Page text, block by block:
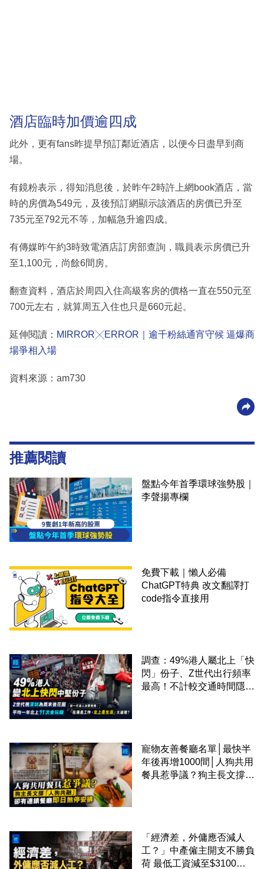
酒店臨時加價逾四成
此外，更有fans昨提早預訂鄰近酒店，以便今日盡早到商
場。
有鏡粉表示，得知消息後，於昨午2時許上網book酒店，當
時的房價為549元，及後預訂網顯示該酒店的房價已升至
735元至792元不等，加幅急升逾四成。
有傳媒昨午約3時致電酒店訂房部查詢，職員表示房價已升
至1,100元，尚餘6間房。
翻查資料，酒店於周四入住高級客房的價格一直在550元至
700元左右，就算周五入住也只是660元起。
延伸閱讀： MIRROR╳ERROR｜逾千粉絲通宵守候 逼爆商
場爭相入場
資料來源：am730
推薦閱讀
盤點今年首季環球強勢股｜
李聲揚專欄
免費下載｜懶人必備
ChatGPT特典 改文翻譯打
code指令直接用
調查：49%港人屬北上「快
閃」份子、Z世代出行頻率
最高！不計較交通時間隱形
寵物友善餐廳名單│最快半
年後再增1000間│人狗共用
餐具惹爭議？狗主長文撐
「經濟差，外傭應否減人
工？」中產僱主開支不勝負
荷 最低工資減至$3100蚊